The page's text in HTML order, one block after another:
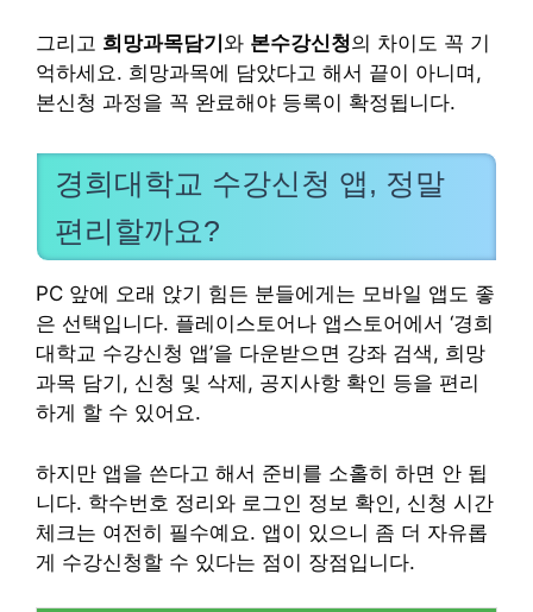
그리고 희망과목담기 와 본수강신청의 차이도 꼭 기
억하세요. 희망과목에 담았다고 해서 끝이 아니며,
본신청 과정을 꼭 완료해야 등록이 확정됩니다.
경희대학교 수강신청 앱, 정말
편리할까요?
PC 앞에 오래 앉기 힘든 분들에게는 모바일 앱도 좋
은 선택입니다. 플레이스토어나 앱스토어에서 ‘경희
대학교 수강신청 앱’을 다운받으면 강좌 검색, 희망
과목 담기, 신청 및 삭제, 공지사항 확인 등을 편리
하게 할 수 있어요.
하지만 앱을 쓴다고 해서 준비를 소홀히 하면 안 됩
니다. 학수번호 정리와 로그인 정보 확인, 신청 시간
체크는 여전히 필수예요. 앱이 있으니 좀 더 자유롭
게 수강신청할 수 있다는 점이 장점입니다.